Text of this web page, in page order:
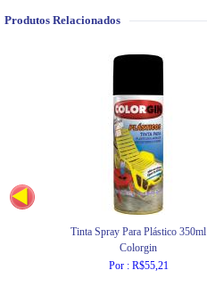
Produtos Relacionados
Tinta Spray Para Plástico 350ml
Colorgin
Por : R$55,21